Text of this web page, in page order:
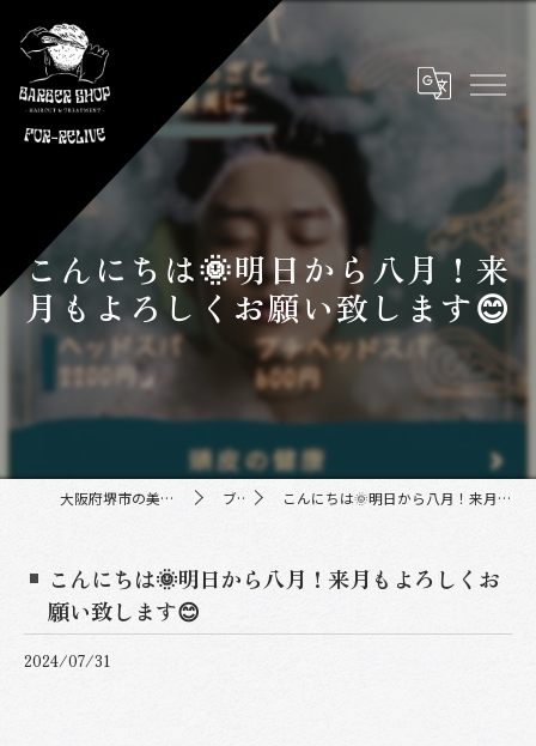
こんにちは🌞明日から八月！来
月もよろしくお願い致します😊
大阪府堺市の美容室ならFor-Relive ブログ こんにちは🌞明日から八月！来月もよろしくお願い致します😊
こんにちは🌞明日から八月！来月もよろしくお
願い致します😊
2024/07/31